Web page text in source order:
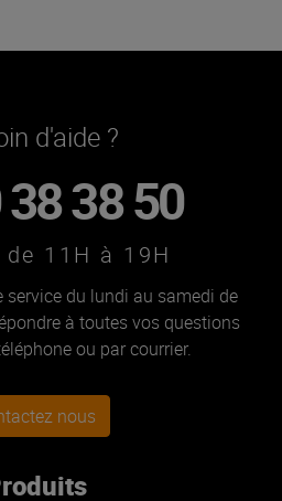
d'aide ?
38 50
11H à 19H
service du lundi au samedi de
à toutes vos questions
ou par courrier.
nous